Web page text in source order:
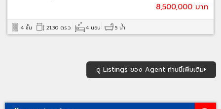
8,500,000 บาท
4 ชั้น 21.30 ตร.ว. 4 นอน 5 น้ำ
ดู Listings ของ Agent ท่านนี้เพิ่มเติม